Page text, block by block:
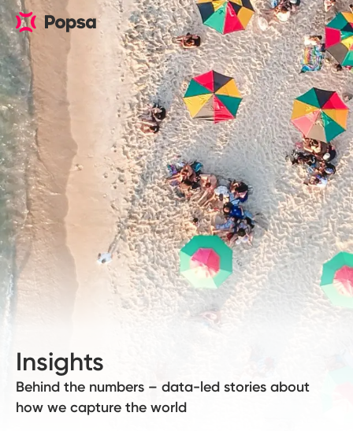
Insights
Behind the numbers – data-led stories about
how we capture the world